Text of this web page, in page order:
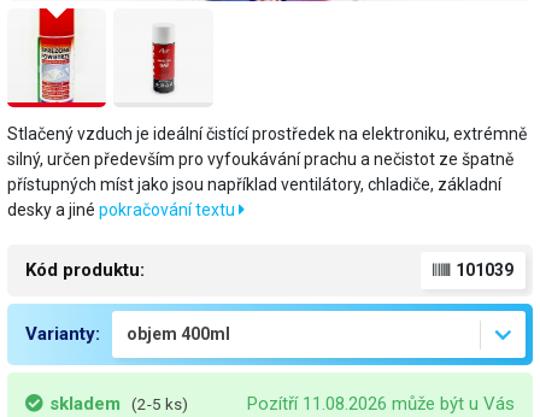
Stlačený vzduch je ideální čistící prostředek na elektroniku, extrémně
silný, určen především pro vyfoukávání prachu a nečistot ze špatně
přístupných míst jako jsou například ventilátory, chladiče, základní
desky a jiné pokračování textu
Kód produktu: 101039
Varianty:
skladem (2-5 ks) Pozítří 11.08.2026 může být u Vás